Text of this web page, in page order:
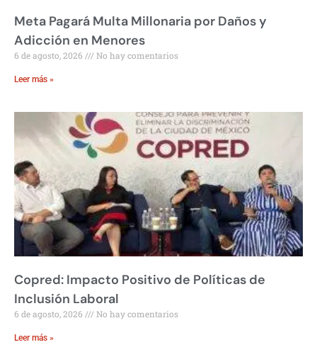
Meta Pagará Multa Millonaria por Daños y
Adicción en Menores
6 de agosto, 2026 No hay comentarios
Leer más »
Copred: Impacto Positivo de Políticas de
Inclusión Laboral
6 de agosto, 2026 No hay comentarios
Leer más »